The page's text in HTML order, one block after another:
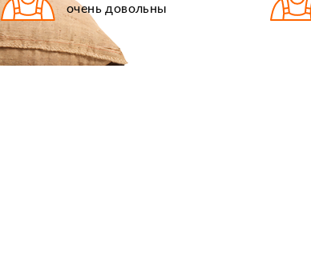
очень довольны